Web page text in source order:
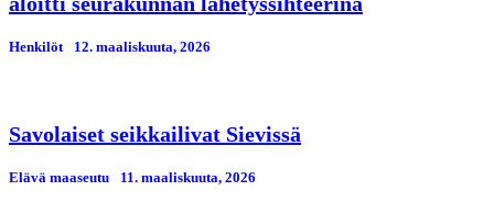
Henkilöt 12. maaliskuuta, 2026
Savolaiset seikkailivat Sievissä
Elävä maaseutu 11. maaliskuuta, 2026